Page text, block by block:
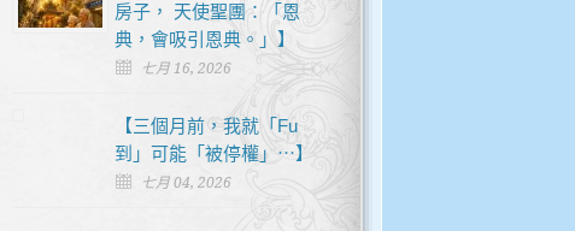
房子， 天使聖團：「恩
典，會吸引恩典。」】
七月 16, 2026
【三個月前，我就「Fu
到」可能「被停權」⋯】
七月 04, 2026